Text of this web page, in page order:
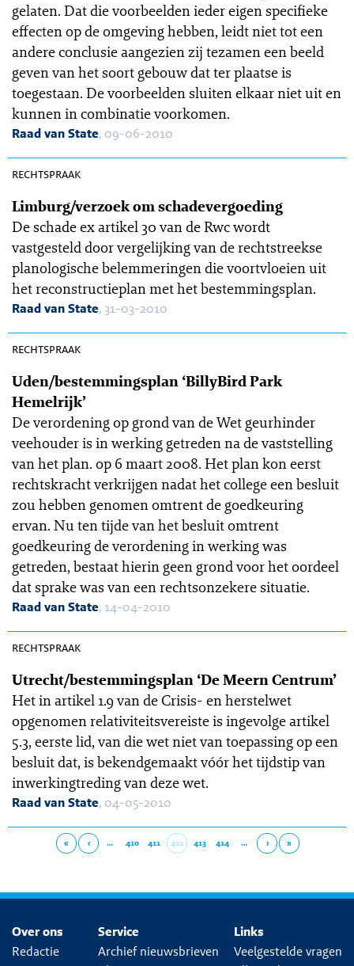
gelaten. Dat die voorbeelden ieder eigen specifieke
effecten op de omgeving hebben, leidt niet tot een
andere conclusie aangezien zij tezamen een beeld
geven van het soort gebouw dat ter plaatse is
toegestaan. De voorbeelden sluiten elkaar niet uit en
kunnen in combinatie voorkomen.
Raad van State, 09-06-2010
rechtspraak
Limburg/verzoek om schadevergoeding
De schade ex artikel 30 van de Rwc wordt
vastgesteld door vergelijking van de rechtstreekse
planologische belemmeringen die voortvloeien uit
het reconstructieplan met het bestemmingsplan.
Raad van State, 31-03-2010
rechtspraak
Uden/bestemmingsplan ‘BillyBird Park
Hemelrijk’
De verordening op grond van de Wet geurhinder
veehouder is in werking getreden na de vaststelling
van het plan. op 6 maart 2008. Het plan kon eerst
rechtskracht verkrijgen nadat het college een besluit
zou hebben genomen omtrent de goedkeuring
ervan. Nu ten tijde van het besluit omtrent
goedkeuring de verordening in werking was
getreden, bestaat hierin geen grond voor het oordeel
dat sprake was van een rechtsonzekere situatie.
Raad van State, 14-04-2010
rechtspraak
Utrecht/bestemmingsplan ‘De Meern Centrum’
Het in artikel 1.9 van de Crisis- en herstelwet
opgenomen relativiteitsvereiste is ingevolge artikel
5.3, eerste lid, van die wet niet van toepassing op een
besluit dat, is bekendgemaakt vóór het tijdstip van
inwerkingtreding van deze wet.
Raad van State, 04-05-2010
« ‹ … 410 411 412 413 414 … › »
Over ons
Redactie
Service
Archief nieuwsbrieven
Links
Veelgestelde vragen